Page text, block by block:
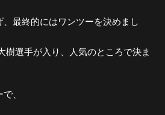
、最終的にはワンツーを決めまし
樹選手が入り、人気のところで決ま
、